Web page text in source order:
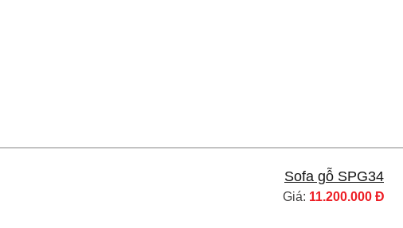
Sofa gỗ SPG34
Giá: 11.200.000 Đ